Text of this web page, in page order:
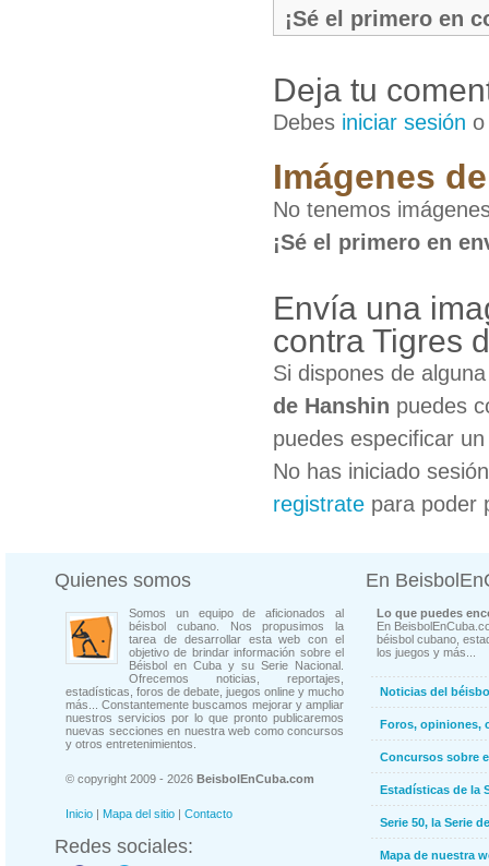
¡Sé el primero en
Deja tu
Debes iniciar sesión
Imágenes
No tenemos
¡Sé el primero en
Envía una
contra Tigres
Si dispones de
de Hanshin puedes
puedes especificar
No has iniciado
registrate para poder
Quienes somos
Somos un equipo de aficionados al
béisbol cubano. Nos propusimos la
tarea de desarrollar esta web con el
objetivo de brindar información sobre el
Béisbol en Cuba y su Serie Nacional.
Ofrecemos noticias, reportajes,
estadísticas, foros de debate, juegos online y mucho
más... Constantemente buscamos mejorar y ampliar
nuestros servicios por lo que pronto publicaremos
nuevas secciones en nuestra web como concursos
y otros entretenimientos.
© copyright 2009 - 2026 BeisbolEnCuba.com
Inicio | Mapa del sitio | Contacto
Redes sociales:
En
Lo que puedes
En
béisbol cubano,
los juegos y más...
Noticias del
Foros, opiniones,
Concursos sobre
Estadísticas de la
Serie 50, la Serie
Mapa de nuestra